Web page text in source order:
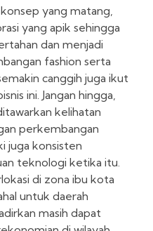
yang matang,
yang apik sehingga
dan menjadi
fashion serta
canggih juga ikut
ini. Jangan hingga,
kelihatan
perkembangan
juga konsisten
teknologi ketika itu.
di zona ibu kota
untuk daerah
masih dapat